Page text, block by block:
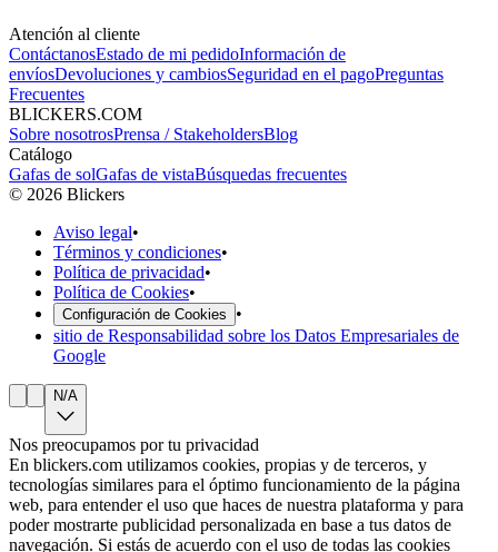
Atención al cliente
ContáctanosEstado de mi pedidoInformación de
envíosDevoluciones y cambiosSeguridad en el pagoPreguntas
Frecuentes
BLICKERS.COM
Sobre nosotrosPrensa / StakeholdersBlog
Catálogo
Gafas de solGafas de vistaBúsquedas frecuentes
© 2026 Blickers
Aviso legal•
Términos y condiciones•
Política de privacidad•
Política de Cookies•
Configuración de Cookies
•
sitio de Responsabilidad sobre los Datos Empresariales de
Google
N/A
Nos preocupamos por tu privacidad
En blickers.com utilizamos cookies, propias y de terceros, y
tecnologías similares para el óptimo funcionamiento de la página
web, para entender el uso que haces de nuestra plataforma y para
poder mostrarte publicidad personalizada en base a tus datos de
navegación. Si estás de acuerdo con el uso de todas las cookies